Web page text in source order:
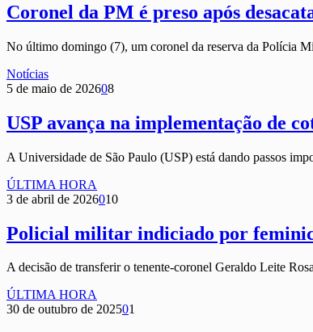
Coronel da PM é preso após
No último domingo (7), um coronel da reserva da Polícia
Notícias
5 de maio de 202608
USP avança na implementação de
A Universidade de São Paulo (USP) está dando passos
ÚLTIMA HORA
3 de abril de 2026010
Policial militar indiciado por
A decisão de transferir o tenente-coronel Geraldo Leite
ÚLTIMA HORA
30 de outubro de 202501